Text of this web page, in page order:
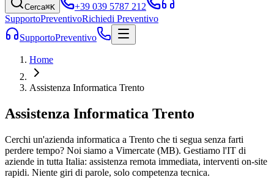
Cerca⌘K
+39 039 5787 212
SupportoPreventivoRichiedi Preventivo
SupportoPreventivo
Home
Assistenza Informatica Trento
Assistenza Informatica Trento
Cerchi un'azienda informatica a Trento che ti segua senza farti
perdere tempo? Noi siamo a Vimercate (MB). Gestiamo l'IT di
aziende in tutta Italia: assistenza remota immediata, interventi on-site
rapidi. Niente giri di parole, solo competenza tecnica.